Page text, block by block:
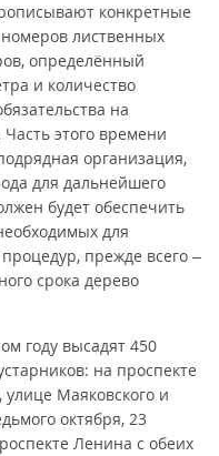
конкретные
лиственных
определённый
и количество
на
этого времени
организация,
для дальнейшего
будет обеспечить
для
прежде всего –
срока дерево
году высадят 450
на проспекте
Маяковского и
октября, 23
Ленина с обеих